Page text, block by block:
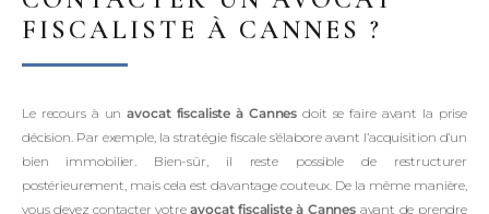
FISCALISTE À CANNES ?
Le recours à unavocat fiscaliste à Cannes doit se faire avant la prise
décision. Par exemple, la stratégie fiscale s’élabore avant l’acquisition d’un
bien immobilier. Bien-sûr, il reste possible de restructurer
postérieurement, mais cela est davantage couteux. De la même manière,
vous devez contacter votreavocat fiscaliste à Cannes avant de prendre